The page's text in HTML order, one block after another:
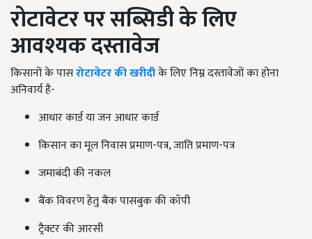
रोटावेटर पर सब्सिडी के लिए
आवश्यक दस्तावेज
किसानों के पासरोटावेटर की खरीदीके लिए निम्न दस्तावेजों का होना
अनिवार्य है-
आधार कार्ड या जन आधार कार्ड
किसान का मूल निवास प्रमाण-पत्र, जाति प्रमाण-पत्र
जमाबंदी की नकल
बैंक विवरण हेतु बैंक पासबुक की कॉपी
ट्रैक्टर की आरसी